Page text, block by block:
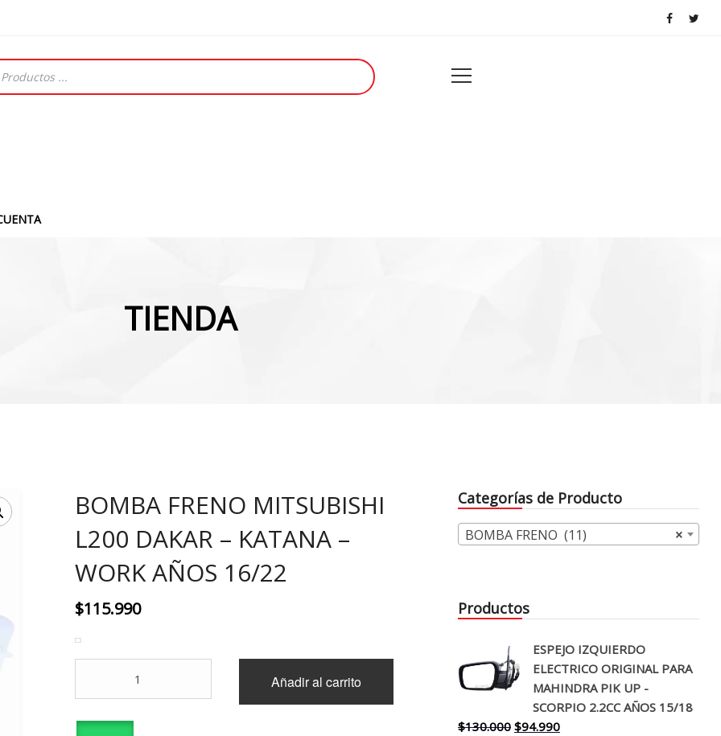
TIENDA
BOMBA FRENO MITSUBISHI
L200 DAKAR – KATANA –
WORK AÑOS 16/22
$115.990
MITSUBISHI
L200
Añadir al carrito
Categorías de Producto
×
BOMBA FRENO (11)
Productos
ESPEJO IZQUIERDO
ELECTRICO ORIGINAL PARA
MAHINDRA PIK UP -
SCORPIO 2.2CC AÑOS 15/18
$130.000 El
$94.990El